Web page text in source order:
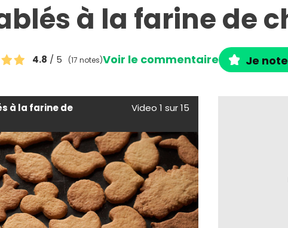
à la farine de
4.8 / 5 (17 notes)Voir le commentaire Je
à la farine de
Video 1 sur 15